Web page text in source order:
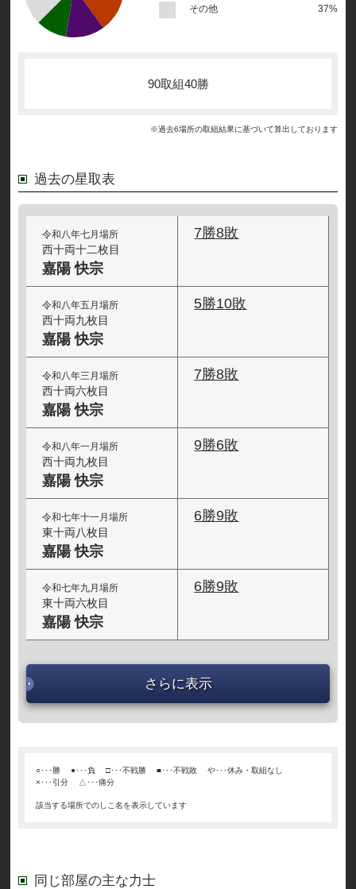
その他 37%
90取組40勝
※過去6場所の取組結果に基づいて算出しております
過去の星取表
令和八年七月場所
西十両十二枚目
嘉陽 快宗
7勝8敗
令和八年五月場所
西十両九枚目
嘉陽 快宗
5勝10敗
令和八年三月場所
西十両六枚目
嘉陽 快宗
7勝8敗
令和八年一月場所
西十両九枚目
嘉陽 快宗
9勝6敗
令和七年十一月場所
東十両八枚目
嘉陽 快宗
6勝9敗
令和七年九月場所
東十両六枚目
嘉陽 快宗
6勝9敗
さらに表示
○･･･勝 ●･･･負 □･･･不戦勝 ■･･･不戦敗
や･･･休み・取組なし
×･･･引分
△･･･痛分
該当する場所でのしこ名を表示しています
同じ部屋の主な力士